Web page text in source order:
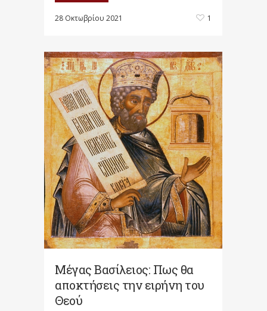
28 Οκτωβρίου 2021 1
Μέγας Βασίλειος: Πως θα
αποκτήσεις την ειρήνη του
Θεού